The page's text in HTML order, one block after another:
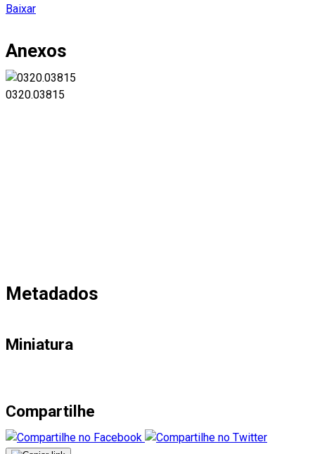
Baixar
Anexos
0320.03815
Metadados
Miniatura
Compartilhe